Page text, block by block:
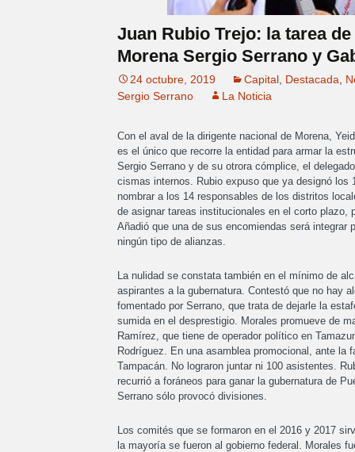
Juan Rubio Trejo: la tarea
Morena Sergio Serrano y
24 octubre, 2019 Capital Destacada
Sergio Serrano
La Noticia
Con el aval de la dirigente nacional de Morena,
es el único que recorre la entidad para armar la
Sergio Serrano y de su otrora cómplice, el
cismas internos. Rubio expuso que ya designó
nombrar a los 14 responsables de los distritos
de asignar tareas institucionales en el corto plazo,
Añadió que una de sus encomiendas será
ningún tipo de alianzas.
La nulidad se constata también en el mínimo de
aspirantes a la gubernatura. Contestó que no hay
fomentado por Serrano, que trata de dejarle la
sumida en el desprestigio. Morales promueve de
Ramírez, que tiene de operador político en
Rodríguez. En una asamblea promocional, ante
Tampacán. No lograron juntar ni 100 asistentes.
recurrió a foráneos para ganar la gubernatura de
Serrano sólo provocó divisiones.
Los comités que se formaron en el 2016 y 2017
la mayoría se fueron al gobierno federal. Morales